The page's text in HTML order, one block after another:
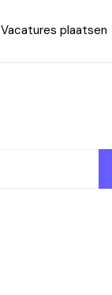
Vacatures plaatsen